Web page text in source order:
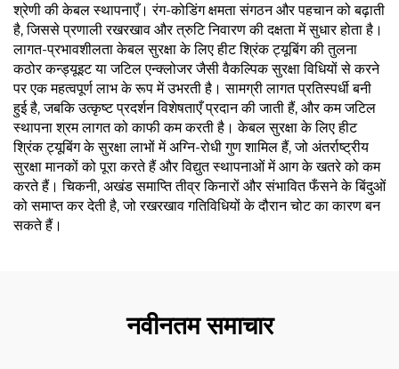
श्रेणी की केबल स्थापनाएँ। रंग-कोडिंग क्षमता संगठन और पहचान को बढ़ाती
है, जिससे प्रणाली रखरखाव और त्रुटि निवारण की दक्षता में सुधार होता है।
लागत-प्रभावशीलता केबल सुरक्षा के लिए हीट श्रिंक ट्यूबिंग की तुलना
कठोर कन्ड्यूइट या जटिल एन्क्लोजर जैसी वैकल्पिक सुरक्षा विधियों से करने
पर एक महत्वपूर्ण लाभ के रूप में उभरती है। सामग्री लागत प्रतिस्पर्धी बनी
हुई है, जबकि उत्कृष्ट प्रदर्शन विशेषताएँ प्रदान की जाती हैं, और कम जटिल
स्थापना श्रम लागत को काफी कम करती है। केबल सुरक्षा के लिए हीट
श्रिंक ट्यूबिंग के सुरक्षा लाभों में अग्नि-रोधी गुण शामिल हैं, जो अंतर्राष्ट्रीय
सुरक्षा मानकों को पूरा करते हैं और विद्युत स्थापनाओं में आग के खतरे को कम
करते हैं। चिकनी, अखंड समाप्ति तीव्र किनारों और संभावित फँसने के बिंदुओं
को समाप्त कर देती है, जो रखरखाव गतिविधियों के दौरान चोट का कारण बन
सकते हैं।
नवीनतम समाचार